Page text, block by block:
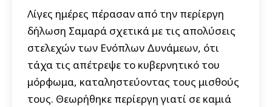
Λίγες ημέρες πέρασαν από την περίεργη
δήλωση Σαμαρά σχετικά με τις απολύσεις
στελεχών των Ενόπλων Δυνάμεων, ότι
τάχα τις απέτρεψε το κυβερνητικό του
μόρφωμα, καταληστεύοντας τους μισθούς
τους. Θεωρήθηκε περίεργη γιατί σε καμιά